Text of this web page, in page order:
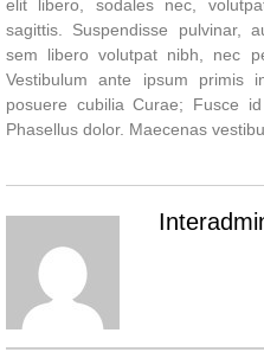
elit libero, sodales nec,
sagittis. Suspendisse pulvinar,
sem libero volutpat nibh, nec
Vestibulum ante ipsum primis
posuere cubilia Curae; Fusce
Phasellus dolor. Maecenas